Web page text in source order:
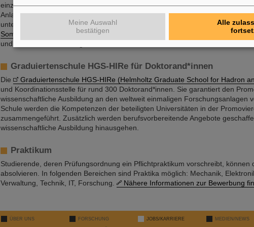
einzigen in Europa, der in der Lage ist, kosmische Strahlung zu simulieren.
Anlage mit noch höherer Energie für die Simulation kosmischer Strahlung. Im
unterzeichneten Kooperationsabkommens zwischen der ESA und GSI-FAIR
Sommerschule
eingerichtet, um Studierenden der grundlegenden
und Weltraumanwendungen auszubilden.
Graduiertenschule HGS-HIRe für Doktorand*innen
Die Graduiertenschule HGS-HIRe (Helmholtz Graduate School for Hadron
und Koordinationsstelle für rund 300 Doktorand*innen. Sie garantiert den
wissenschaftliche Ausbildung an den weltweit einmaligen Forschungsanlagen
Schule werden die Kompetenzen der beteiligten Universitäten in der
zusammengeführt. Zusätzlich werden berufsvorbereitende Angebote
wissenschaftliche Ausbildung hinausgehen.
Praktikum
Studierende, deren Prüfungsordnung ein Pflichtpraktikum vorschreibt, können
absolvieren. In folgenden Bereichen sind Praktika möglich: Mechanik,
Verwaltung, Technik, IT, Forschung.
Nähere Informationen zur Bewerbung
ÜBER UNS FORSCHUNG JOBS/KARRIERE MEDIEN/NEWS
Meine Auswahl
bestätigen
Alle